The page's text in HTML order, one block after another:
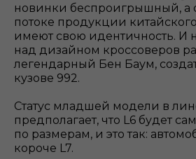
новинки беспроигрышный, а
потоке продукции
имеют свою идентичность. И
над дизайном кроссоверов
легендарный Бен Баум,
кузове 992.
Статус младшей модели в
предполагает, что L6 будет
по размерам, и это так:
короче L7.